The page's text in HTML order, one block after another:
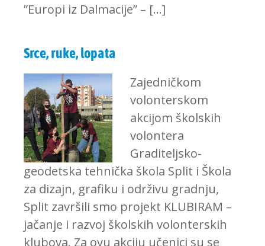
”Europi iz Dalmacije” – […]
Srce, ruke, lopata
Zajedničkom
volonterskom
akcijom školskih
volontera
Graditeljsko-
geodetska tehnička škola Split i Škola
za dizajn, grafiku i održivu gradnju,
Split završili smo projekt KLUBIRAM –
jačanje i razvoj školskih volonterskih
klubova. Za ovu akciju učenici su se